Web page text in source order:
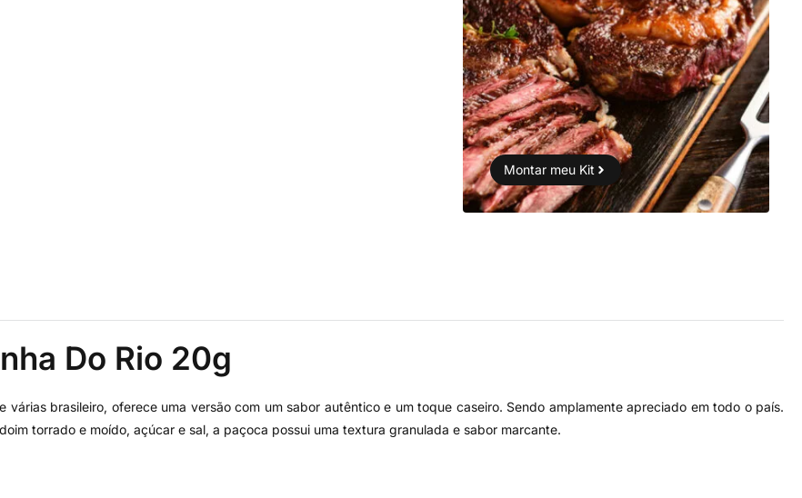
Montar meu Kit
Do Rio 20g
várias brasileiro, oferece uma versão com um sabor autêntico e um toque caseiro. Sendo amplamente apreciado em todo o país.
torrado e moído, açúcar e sal, a paçoca possui uma textura granulada e sabor marcante.